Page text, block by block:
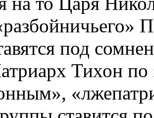
под
Тихон по